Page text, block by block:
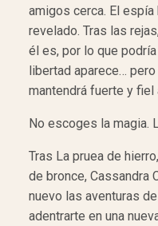
amigos cerca. El
revelado. Tras las
él es, por lo que
libertad aparece…
mantendrá fuerte y
No escoges la magia.
Tras La pruea de
de bronce, Cassandra
nuevo las aventuras
adentrarte en una